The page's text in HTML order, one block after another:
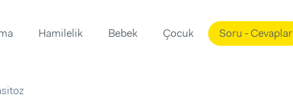
Hamilelik Bebek Çocuk Soru - Cevaplar